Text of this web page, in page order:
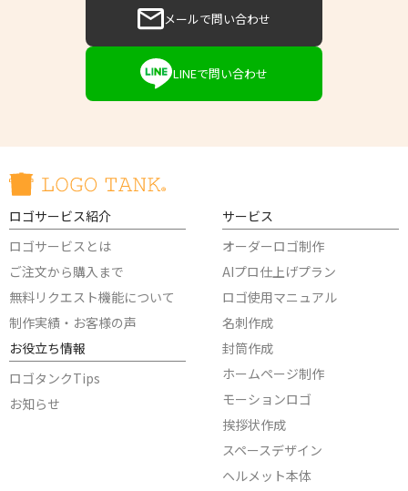
メールで問い合わせ
LINEで問い合わせ
ロゴサービス紹介
ロゴサービスとは
ご注文から購入まで
無料リクエスト機能について
制作実績・お客様の声
お役立ち情報
ロゴタンクTips
お知らせ
サービス
オーダーロゴ制作
AIプロ仕上げプラン
ロゴ使用マニュアル
名刺作成
封筒作成
ホームページ制作
モーションロゴ
挨拶状作成
スペースデザイン
ヘルメット本体